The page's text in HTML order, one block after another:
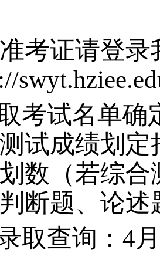
考证请登
考试名单确
试成绩划
数（若综
断题、论
取查询： 4月